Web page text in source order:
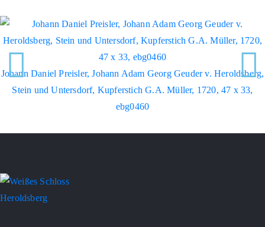
Johann Daniel Preisler, Johann Adam Georg Geuder v. Heroldsberg,
Stein und Untersdorf, Kupferstich G.A. Müller, 1720, 47 x 33,
ebg0460